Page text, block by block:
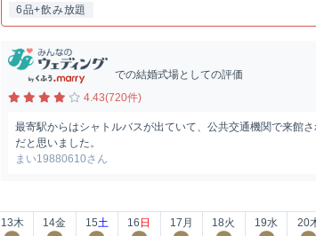
6品+飲み放題
での結婚式場としての評価
4.43(720件)
最寄駅からはシャトルバスが出ていて、公共交通機関で来館さ
だと思いました。
まい19880610さん
13木 14金 15土 16 日 17 月 18火 19水 20